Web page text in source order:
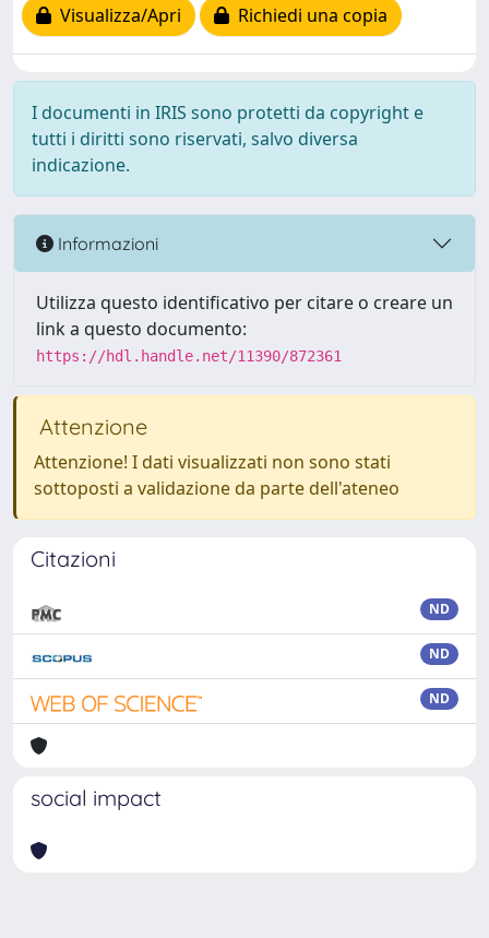
Visualizza/Apri
Richiedi una copia
I documenti in IRIS sono protetti da copyright e
tutti i diritti sono riservati, salvo diversa
indicazione.
Informazioni
Utilizza questo identificativo per citare o creare un
link a questo documento:
https://hdl.handle.net/11390/872361
Attenzione
Attenzione! I dati visualizzati non sono stati
sottoposti a validazione da parte dell'ateneo
Citazioni
ND
ND
ND
social impact